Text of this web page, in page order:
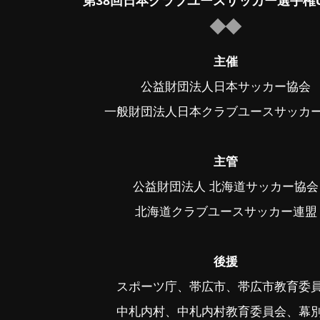
主催
公益財団法人日本サッカー協会
一般財団法人日本クラブユースサッカ
主管
公益財団法人 北海道サッカー協会
北海道クラブユースサッカー連盟
後援
スポーツ庁、帯広市、帯広市教育委
中札内村、中札内村教育委員会、幕別